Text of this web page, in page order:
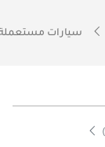
سيارات